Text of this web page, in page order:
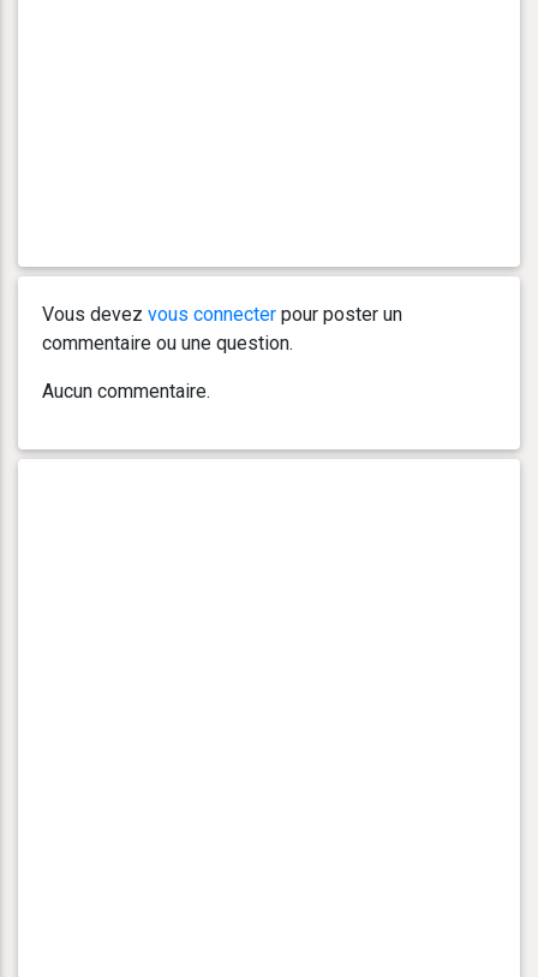
Vous devez vous connecter pour poster un
commentaire ou une question.
Aucun commentaire.